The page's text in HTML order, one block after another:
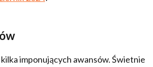
imponujących awansów. Świetnie